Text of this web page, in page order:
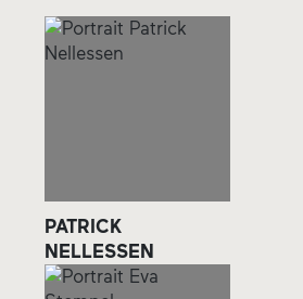
PATRICK
NELLESSEN